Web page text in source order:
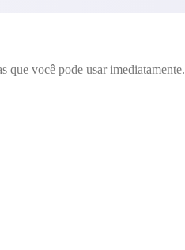
que você pode usar imediatamente.